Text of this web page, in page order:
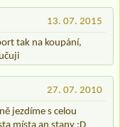
13. 07. 2015
tak na koupání,
27. 07. 2010
jezdíme s celou